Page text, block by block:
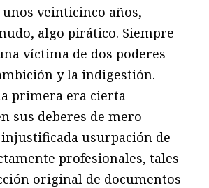
veinticinco años,
algo pirático. Siempre
víctima de dos poderes
y la indigestión.
primera era cierta
sus deberes de mero
usurpación de
profesionales, tales
original de documentos